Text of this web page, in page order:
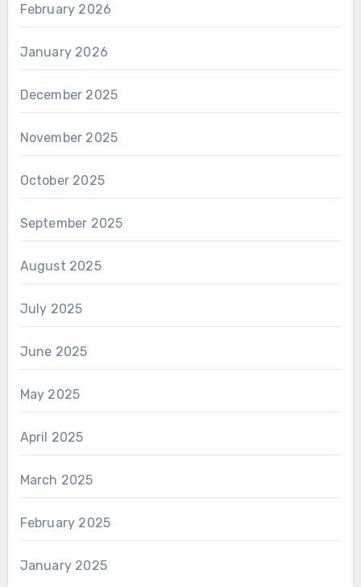
February 2026
January 2026
December 2025
November 2025
October 2025
September 2025
August 2025
July 2025
June 2025
May 2025
April 2025
March 2025
February 2025
January 2025